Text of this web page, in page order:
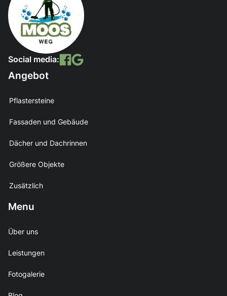
Social media:
Angebot
Pflastersteine
Fassaden und Gebäude
Dächer und Dachrinnen
Größere Objekte
Zusätzlich
Menu
Über uns
Leistungen
Fotogalerie